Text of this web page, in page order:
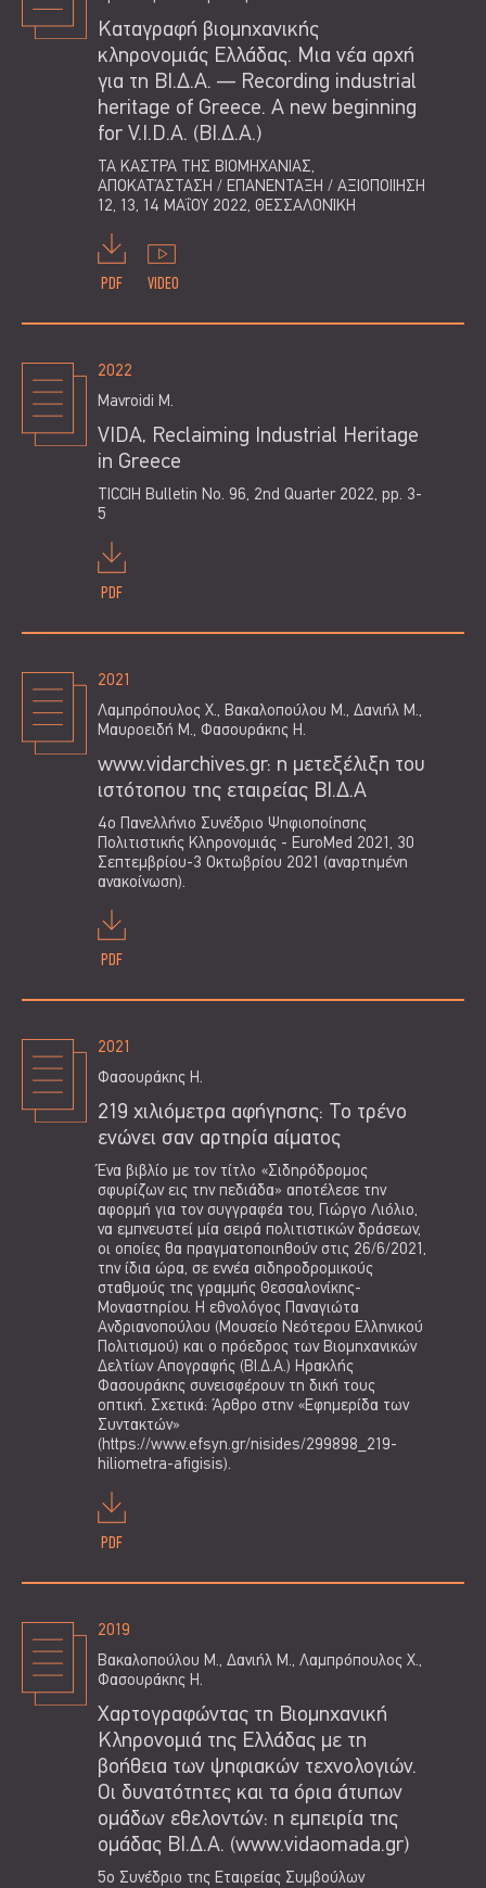
Καταγραφή βιομηχανικής
κληρονομιάς Ελλάδας. Mια νέα αρχή
για τη ΒΙ.Δ.Α. — Recording industrial
heritage of Greece. A new beginning
for V.I.D.A. (ΒΙ.Δ.Α.)
ΤΑ ΚΑΣΤΡΑ ΤΗΣ ΒΙΟΜΗΧΑΝΙΑΣ,
ΑΠΟΚΑΤΆΣΤΑΣΗ / ΕΠΑΝΕΝΤΑΞΗ / ΑΞΙΟΠΟΙΙΗΣΗ
12, 13, 14 ΜΑΐΟΥ 2022, ΘΕΣΣΑΛΟΝΊΚΗ
PDF VIDEO
2022
Mavroidi M.
VIDA, Reclaiming Industrial Heritage
in Greece
TICCIH Bulletin No. 96, 2nd Quarter 2022, pp. 3-
5
PDF
2021
Λαμπρόπουλος Χ., Βακαλοπούλου Μ., Δανιήλ Μ.,
Μαυροειδή Μ., Φασουράκης Η.
www.vidarchives.gr: η μετεξέλιξη του
ιστότοπου της εταιρείας ΒΙ.Δ.Α
4ο Πανελλήνιο Συνέδριο Ψηφιοποίησης
Πολιτιστικής Κληρονομιάς - EuroMed 2021, 30
Σεπτεμβρίου-3 Οκτωβρίου 2021 (αναρτημένη
ανακοίνωση).
PDF
2021
Φασουράκης Η.
219 χιλιόμετρα αφήγησης: Το τρένο
ενώνει σαν αρτηρία αίματος
Ένα βιβλίο με τον τίτλο «Σιδηρόδρομος
σφυρίζων εις την πεδιάδα» αποτέλεσε την
αφορμή για τον συγγραφέα του, Γιώργο Λιόλιο,
να εμπνευστεί μία σειρά πολιτιστικών δράσεων,
οι οποίες θα πραγματοποιηθούν στις 26/6/2021,
την ίδια ώρα, σε εννέα σιδηροδρομικούς
σταθμούς της γραμμής Θεσσαλονίκης-
Μοναστηρίου. Η εθνολόγος Παναγιώτα
Ανδριανοπούλου (Μουσείο Νεότερου Ελληνικού
Πολιτισμού) και ο πρόεδρος των Βιομηχανικών
Δελτίων Απογραφής (ΒΙ.Δ.Α.) Ηρακλής
Φασουράκης συνεισφέρουν τη δική τους
οπτική. Σχετικά: Άρθρο στην «Εφημερίδα των
Συντακτών»
(https://www.efsyn.gr/nisides/299898_219-
hiliometra-afigisis).
PDF
2019
Βακαλοπούλου Μ., Δανιήλ Μ., Λαμπρόπουλος Χ.,
Φασουράκης Η.
Χαρτογραφώντας τη Βιομηχανική
Κληρονομιά της Ελλάδας με τη
βοήθεια των ψηφιακών τεχνολογιών.
Οι δυνατότητες και τα όρια άτυπων
ομάδων εθελοντών: η εμπειρία της
ομάδας ΒΙ.Δ.Α. (www.vidaomada.gr)
5ο Συνέδριο της Εταιρείας Συμβούλων